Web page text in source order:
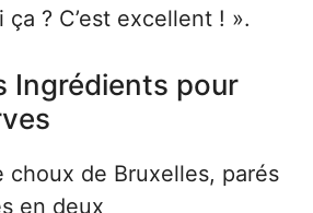
ça ? C’est excellent ! ».
Ingrédients pour
choux de Bruxelles, parés
en deux